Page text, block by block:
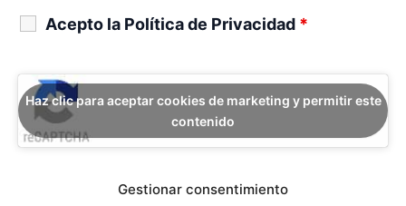
Gestionar consentimiento
Acepto la Política de Privacidad *
Haz clic para aceptar cookies de marketing y permitir este
contenido